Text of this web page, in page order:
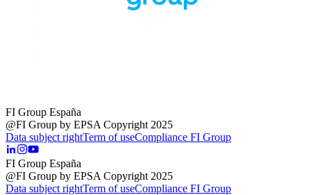
FI Group España
@FI Group by EPSA Copyright 2025
Data subject rightTerm of useCompliance FI Group
FI Group España
@FI Group by EPSA Copyright 2025
Data subject rightTerm of useCompliance FI Group